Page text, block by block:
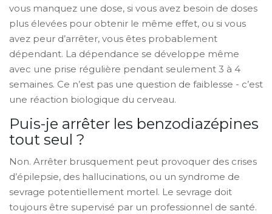
vous manquez une dose, si vous avez besoin de doses
plus élevées pour obtenir le même effet, ou si vous
avez peur d’arrêter, vous êtes probablement
dépendant. La dépendance se développe même
avec une prise régulière pendant seulement 3 à 4
semaines. Ce n’est pas une question de faiblesse - c’est
une réaction biologique du cerveau.
Puis-je arrêter les benzodiazépines
tout seul ?
Non. Arrêter brusquement peut provoquer des crises
d’épilepsie, des hallucinations, ou un syndrome de
sevrage potentiellement mortel. Le sevrage doit
toujours être supervisé par un professionnel de santé.